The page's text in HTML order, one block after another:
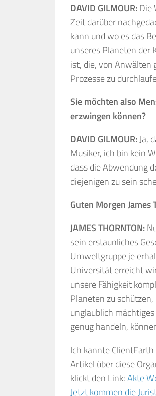
DAVID GILMOUR:Die
Zeit darüber
kann und wo es das
unseres Planeten der
ist, die, von Anwälten
Prozesse zu
Sie möchten also
erzwingen können?
DAVID GILMOUR:Ja,
Musiker, ich bin kein
dass die Abwendung
diejenigen zu sein
Guten Morgen
JAMES THORNTON:
sein erstaunliches
Umweltgruppe je
Universität erreicht
unsere Fähigkeit
Planeten zu
unglaublich
genug handeln,
Ich kannte
Artikel über diese
klickt den Link:Akte
Jetzt kommen die